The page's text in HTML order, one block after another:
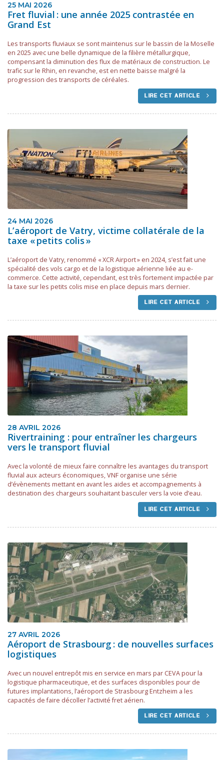
25 MAI 2026
Fret fluvial : une année 2025 contrastée en
Grand Est
Les transports fluviaux se sont maintenus sur le bassin de la Moselle
en 2025 avec une belle dynamique de la filière métallurgique,
compensant la diminution des flux de matériaux de construction. Le
trafic sur le Rhin, en revanche, est en nette baisse malgré la
progression des transports de céréales.
LIRE CET ARTICLE
24 MAI 2026
L’aéroport de Vatry, victime collatérale de la
taxe « petits colis »
L’aéroport de Vatry, renommé « XCR Airport » en 2024, s’est fait une
spécialité des vols cargo et de la logistique aérienne liée au e-
commerce. Cette activité, cependant, est très fortement impactée par
la taxe sur les petits colis mise en place depuis mars dernier.
LIRE CET ARTICLE
28 AVRIL 2026
Rivertraining : pour entraîner les chargeurs
vers le transport fluvial
Avec la volonté de mieux faire connaître les avantages du transport
fluvial aux acteurs économiques, VNF organise une série
d’évènements mettant en avant les aides et accompagnements à
destination des chargeurs souhaitant basculer vers la voie d’eau.
LIRE CET ARTICLE
27 AVRIL 2026
Aéroport de Strasbourg : de nouvelles surfaces
logistiques
Avec un nouvel entrepôt mis en service en mars par CEVA pour la
logistique pharmaceutique, et des surfaces disponibles pour de
futures implantations, l’aéroport de Strasbourg Entzheim a les
capacités de faire décoller l’activité fret aérien.
LIRE CET ARTICLE